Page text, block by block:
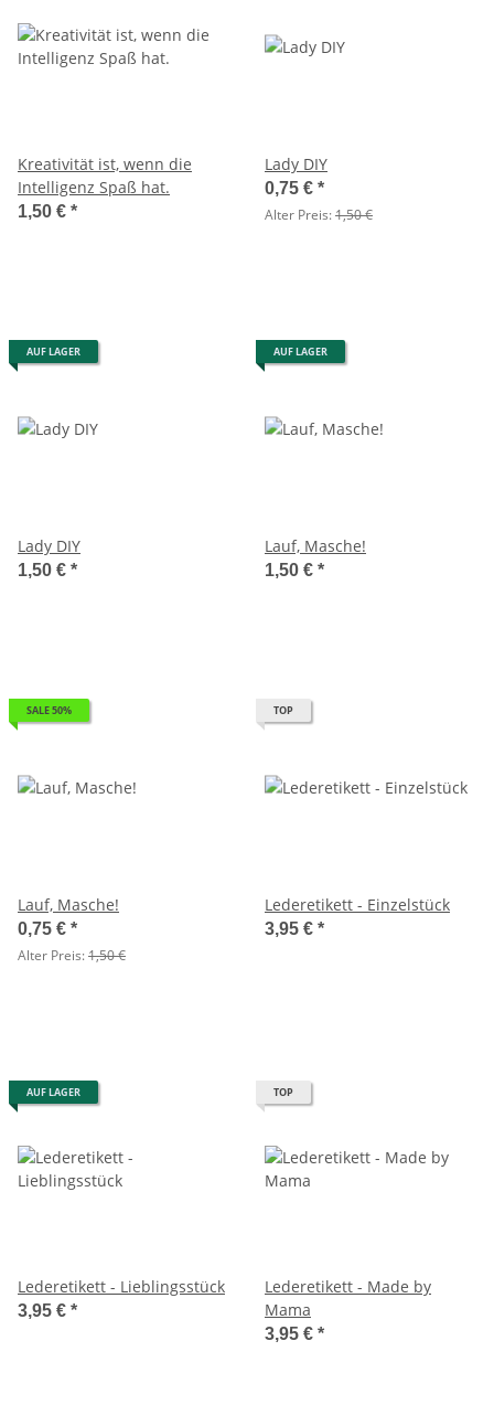
Kreativität ist, wenn die
Intelligenz Spaß hat.
1,50 € *
Lady DIY
0,75 € *
Alter Preis:1,50 €
AUF LAGER
Lady DIY
1,50 € *
AUF LAGER
Lauf, Masche!
1,50 € *
SALE 50%
Lauf, Masche!
0,75 € *
Alter Preis:1,50 €
TOP
Lederetikett - Einzelstück
3,95 € *
AUF LAGER
Lederetikett - Lieblingsstück
3,95 € *
TOP
Lederetikett - Made by
Mama
3,95 € *